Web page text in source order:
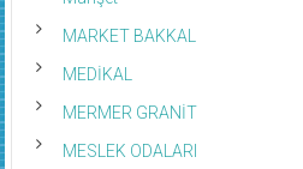
MARKET BAKKAL
MEDİKAL
MERMER GRANİT
MESLEK ODALARI